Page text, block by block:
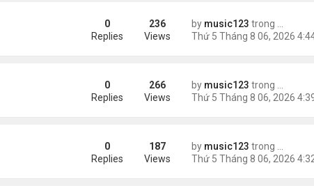
buộc với vị hôn thê cũ by music123 trong
0
Replies
236
Views
by music123 trong
0
Replies
266
Views
by music123 trong
0
Replies
187
Views